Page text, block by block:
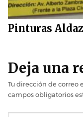
Pinturas Aldaz
Deja una
Tu dirección de correo
campos obligatorios